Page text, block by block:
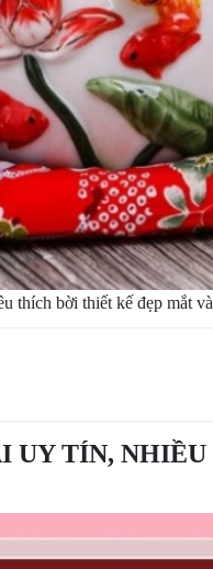
thích bời thiết kế đẹp mắt
TÍN,